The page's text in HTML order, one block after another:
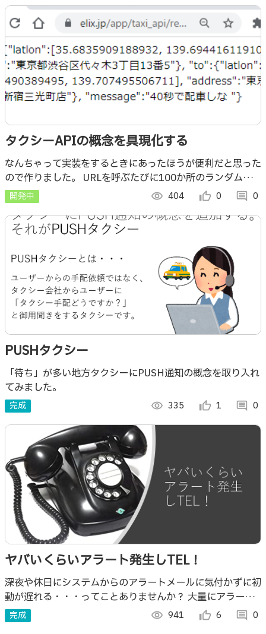
タクシーAPIの概念を具現化する
なんちゃって実装をするときにあったほうが便利だと思った
ので作りました。 URLを呼ぶたびに100か所のランダムな
地点の住所を返します。 今のところ対応しているのは徳島
と新宿だけです（デフォルトは徳島）
開発中 visibility 404 thumb_up_alt 0 comment 0
PUSHタクシー
「待ち」が多い地方タクシーにPUSH通知の概念を取り入れ
てみました。
完成 visibility 335 thumb_up_alt 1 comment 0
ヤバいくらいアラート発生しTEL！
深夜や休日にシステムからのアラートメールに気付かずに初
動が遅れる・・・ってことありませんか？ 大量にアラート
メール発生してる現象に関しては緊急性も高い！ 電話で連
絡があれば気付きやすいですよね！
完成 visibility 941 thumb_up_alt 6 comment 0